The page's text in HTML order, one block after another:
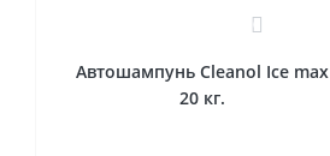
Автошампунь Cleanol Ice max
20 кг.